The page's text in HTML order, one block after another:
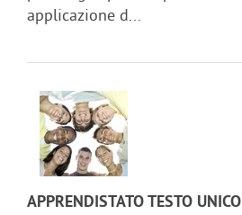
applicazione d...
APPRENDISTATO TESTO UNICO